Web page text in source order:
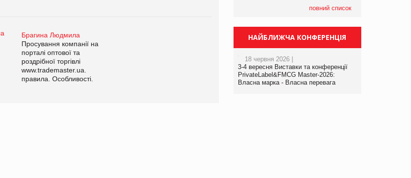
Брагина Людмила
Просування компанії на
порталі оптової та
роздрібної торгівлі
www.trademaster.ua.
правила. Особливості.
Брагина Людмила
роздрібної торгівлі
www.trademaster.ua.
правила. Особливості.
повний список
НАЙБЛИЖЧА КОНФЕРЕНЦІЯ
18 червня 2026 |
3-4 вересня Виставки та конференції
PrivateLabel&FMCG Master-2026:
Власна марка - Власна перевага